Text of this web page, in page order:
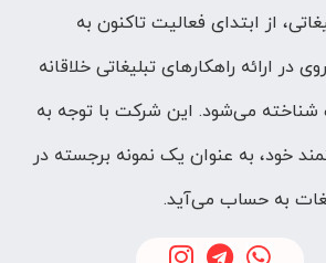
از ابتدای فعالیت تاکنون به
در ارائه راهکارهای تبلیغاتی خلاقانه
شناخته می‌شود. این شرکت با توجه به
خود، به عنوان یک نمونه برجسته در
به حساب می‌آید.